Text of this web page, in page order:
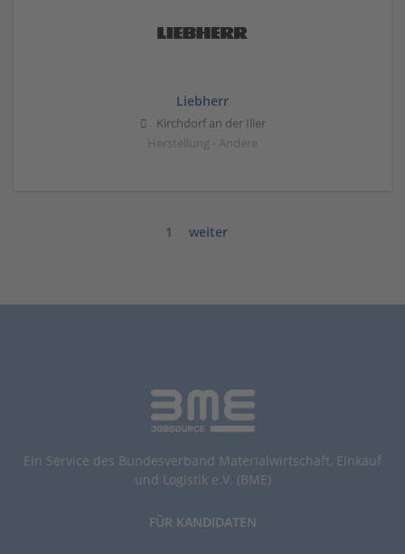
Liebherr
Kirchdorf an der Iller
Herstellung - Andere
1 weiter
Ein Service des Bundesverband Materialwirtschaft, Einkauf
und Logistik e.V. (BME)
FÜR KANDIDATEN